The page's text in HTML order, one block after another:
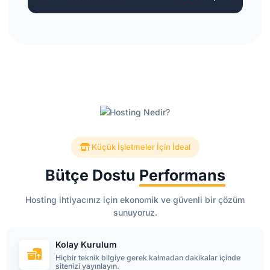
Küçük İşletmeler İçin İdeal
Bütçe Dostu Performans
Hosting ihtiyacınız için ekonomik ve güvenli bir çözüm
sunuyoruz.
Kolay Kurulum
Hiçbir teknik bilgiye gerek kalmadan dakikalar içinde
sitenizi yayınlayın.